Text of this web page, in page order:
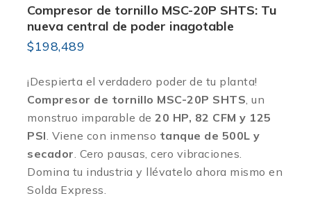
Compresor de tornillo MSC-20P SHTS: Tu
nueva central de poder inagotable
$198,489
¡Despierta el verdadero poder de tu planta!
Compresor de tornillo MSC-20P SHTS, un
monstruo imparable de 20 HP, 82 CFM y 125
PSI. Viene con inmenso tanque de 500L y
secador. Cero pausas, cero vibraciones.
Domina tu industria y llévatelo ahora mismo en
Solda Express.